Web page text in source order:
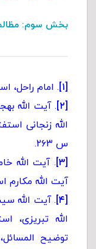
بخش سوم:
[۱] . امام راحل،
[۲]
س ۲۶۳.
[۳]
آیت الله مکارم
[۴]